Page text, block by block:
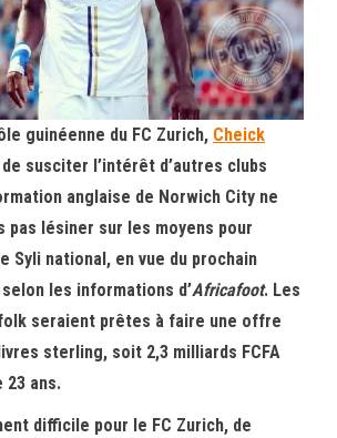
guinéenne du FC Zurich, Cheick
susciter l’intérêt d’autres clubs
anglaise de Norwich City ne
pas lésiner sur les moyens pour
Syli national, en vue du prochain
les informations d’Africafoot. Les
seraient prêtes à faire une offre
sterling, soit 2,3 milliards FCFA
23 ans.
difficile pour le FC Zurich, de